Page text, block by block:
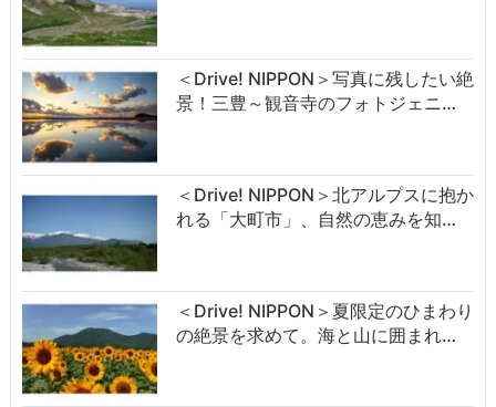
＜Drive! NIPPON＞写真に残したい絶
景！三豊～観音寺のフォトジェニ…
＜Drive! NIPPON＞北アルプスに抱か
れる「大町市」、自然の恵みを知…
＜Drive! NIPPON＞夏限定のひまわり
の絶景を求めて。海と山に囲まれ…